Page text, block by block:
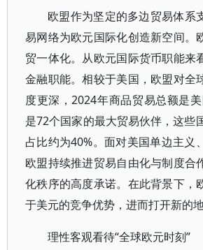
欧盟作为坚定的多边贸易体系
易网络为欧元国际化创造新空间。
贸一体化。从欧元国际货币职能来
金融职能。相较于美国，欧盟对全
度更深，2024年商品贸易总额是
是72个国家的最大贸易伙伴，这些
占比约为40%。面对美国单边主义
欧盟持续推进贸易自由化与制度合
化秩序的高度承诺。在此背景下，
于美元的竞争优势，进而打开新的地
理性客观看待“全球欧元时刻”